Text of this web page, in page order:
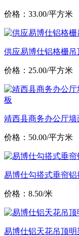
价格：33.00/平方米
供应易博仕铝格栅
价格：25.00/平方米
靖西县商务办公厅
价格：50.00/平方米
易博仕勾搭式垂帘
价格：8.50/米
易博仕铝天花吊顶